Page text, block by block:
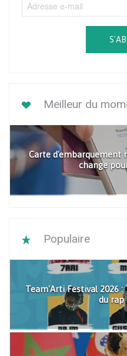
Meilleur du
Carte d'embarquement
change
Populaire
Team'Arti Festival 2026
du rap